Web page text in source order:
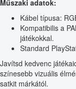
Műszaki adatok:
Kábel típusa:
Kompatibilis a
játékokkal.
Standard
Javítsd kedvenc
színesebb vizuális
satkit márkától.